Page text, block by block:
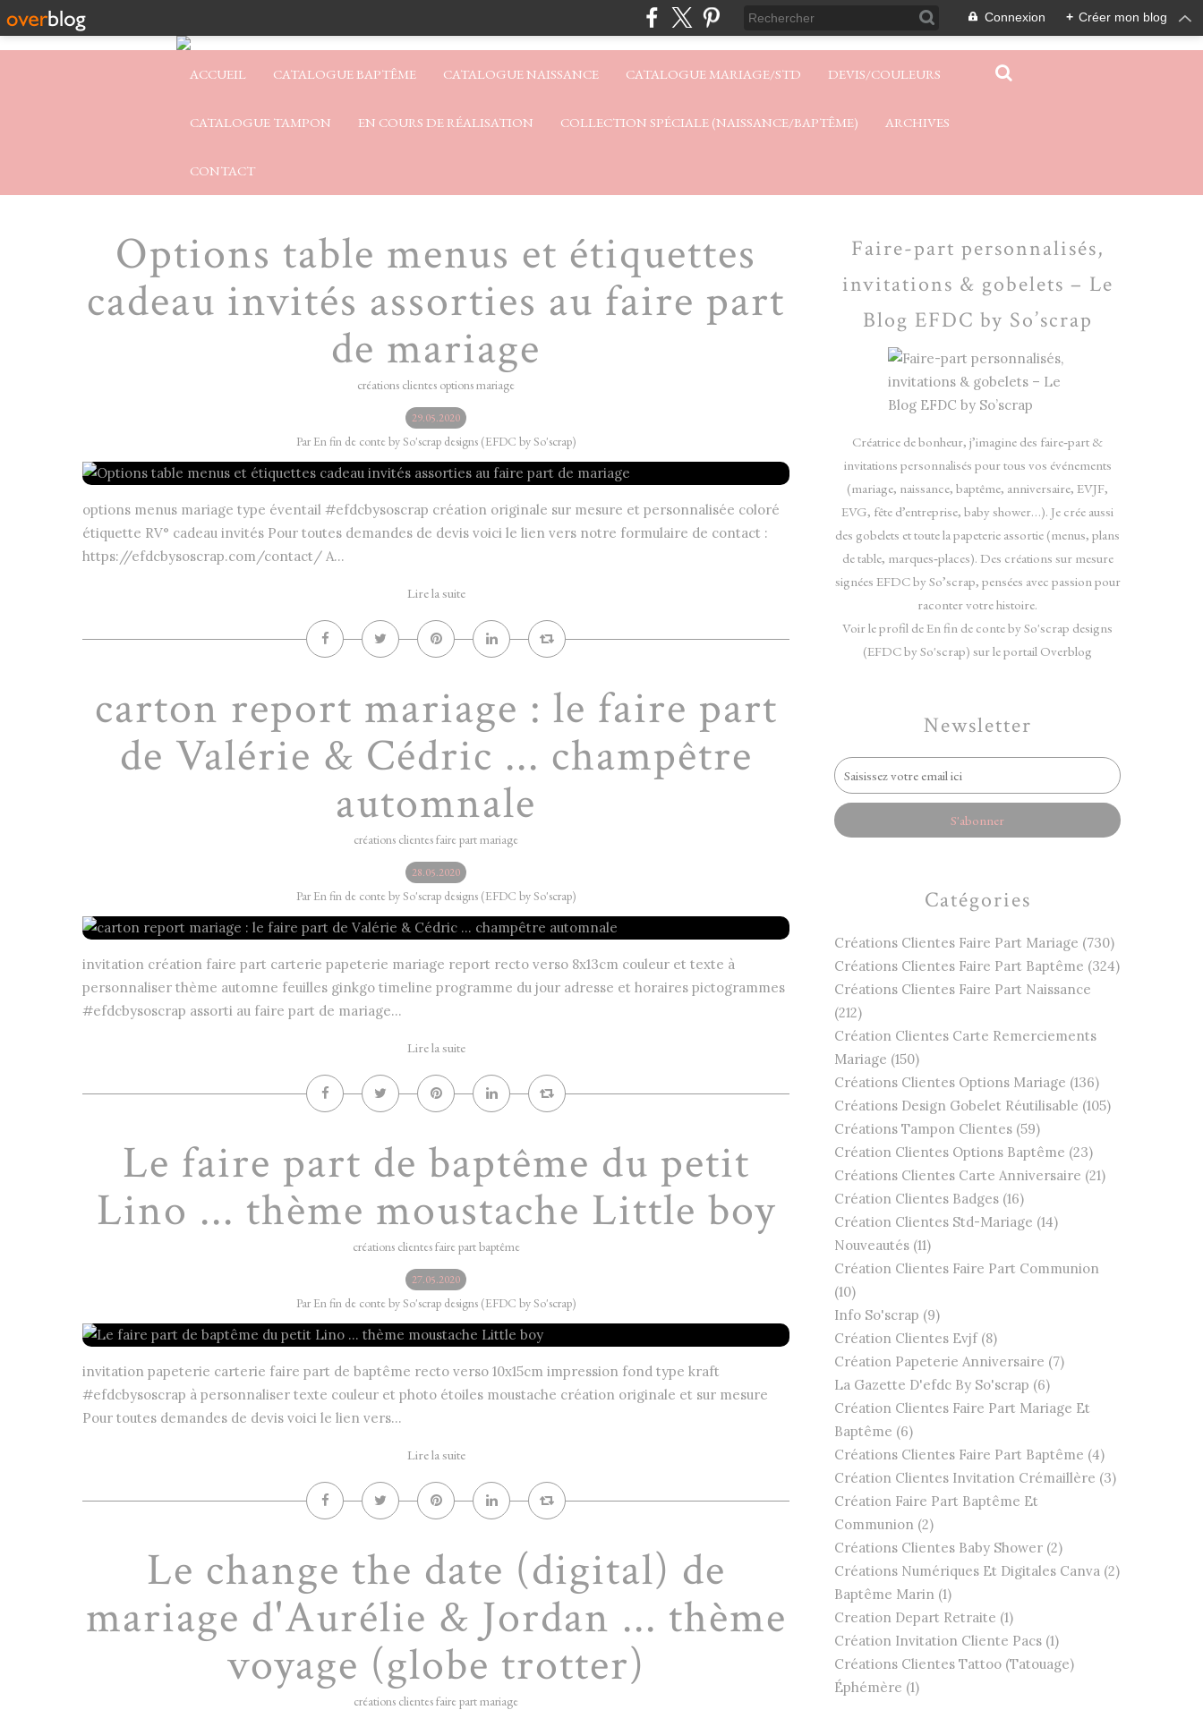
Connexion + Créer mon blog
ACCUEIL CATALOGUE BAPTÊME CATALOGUE NAISSANCE CATALOGUE MARIAGE/STD DEVIS/COULEURS
CATALOGUE TAMPON EN COURS DE RÉALISATION COLLECTION SPÉCIALE (NAISSANCE/BAPTÊME) ARCHIVES
CONTACT
Options table menus et étiquettes
cadeau invités assorties au faire part
de mariage
créations clientes options mariage
29.05.2020
Par En fin de conte by So'scrap designs (EFDC by So'scrap)
options menus mariage type éventail #efdcbysoscrap création originale sur mesure et personnalisée coloré
étiquette RV° cadeau invités Pour toutes demandes de devis voici le lien vers notre formulaire de contact :
https://efdcbysoscrap.com/contact/ A...
Lire la suite
carton report mariage : le faire part
de Valérie & Cédric ... champêtre
automnale
créations clientes faire part mariage
28.05.2020
Par En fin de conte by So'scrap designs (EFDC by So'scrap)
invitation création faire part carterie papeterie mariage report recto verso 8x13cm couleur et texte à
personnaliser thème automne feuilles ginkgo timeline programme du jour adresse et horaires pictogrammes
#efdcbysoscrap assorti au faire part de mariage...
Lire la suite
Le faire part de baptême du petit
Lino ... thème moustache Little boy
créations clientes faire part baptême
27.05.2020
Par En fin de conte by So'scrap designs (EFDC by So'scrap)
invitation papeterie carterie faire part de baptême recto verso 10x15cm impression fond type kraft
#efdcbysoscrap à personnaliser texte couleur et photo étoiles moustache création originale et sur mesure
Pour toutes demandes de devis voici le lien vers...
Lire la suite
Le change the date (digital) de
mariage d'Aurélie & Jordan ... thème
voyage (globe trotter)
créations clientes faire part mariage
Newsletter
Catégories
Créations Clientes Faire Part Mariage (730)
Créations Clientes Faire Part Baptême (324)
Créations Clientes Faire Part Naissance
(212)
Création Clientes Carte Remerciements
Mariage (150)
Créations Clientes Options Mariage (136)
Créations Design Gobelet Réutilisable (105)
Créations Tampon Clientes (59)
Création Clientes Options Baptême (23)
Créations Clientes Carte Anniversaire (21)
Création Clientes Badges (16)
Création Clientes Std-Mariage (14)
Nouveautés (11)
Création Clientes Faire Part Communion
(10)
Info So'scrap (9)
Création Clientes Evjf (8)
Création Papeterie Anniversaire (7)
La Gazette D'efdc By So'scrap (6)
Création Clientes Faire Part Mariage Et
Baptême (6)
Créations Clientes Faire Part Baptême (4)
Création Clientes Invitation Crémaillère (3)
Création Faire Part Baptême Et
Communion (2)
Créations Clientes Baby Shower (2)
Créations Numériques Et Digitales Canva (2)
Baptême Marin (1)
Creation Depart Retraite (1)
Création Invitation Cliente Pacs (1)
Créations Clientes Tattoo (Tatouage)
Éphémère (1)
Faire-part personnalisés,
invitations & gobelets – Le
Blog EFDC by So’scrap
Créatrice de bonheur, j’imagine des faire‑part &
invitations personnalisés pour tous vos événements
(mariage, naissance, baptême, anniversaire, EVJF,
EVG, fête d’entreprise, baby shower…). Je crée aussi
des gobelets et toute la papeterie assortie (menus, plans
de table, marques‑places). Des créations sur mesure
signées EFDC by So’scrap, pensées avec passion pour
raconter votre histoire.
Voir le profil deEn fin de conte by So'scrap designs
(EFDC by So'scrap) sur le portail Overblog